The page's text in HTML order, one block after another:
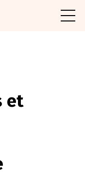
et